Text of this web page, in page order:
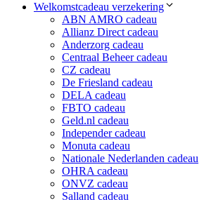
Welkomstcadeau verzekering
ABN AMRO cadeau
Allianz Direct cadeau
Anderzorg cadeau
Centraal Beheer cadeau
CZ cadeau
De Friesland cadeau
DELA cadeau
FBTO cadeau
Geld.nl cadeau
Independer cadeau
Monuta cadeau
Nationale Nederlanden cadeau
OHRA cadeau
ONVZ cadeau
Salland cadeau